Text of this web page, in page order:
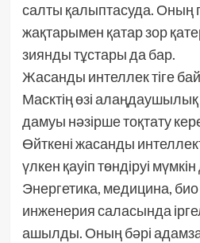
салты қалыптасуда. Оның
жақтарымен қатар зор
зиянды тұстары да бар.
Жасанды интеллек тіге
Масктің өзі алаңдаушылық
дамуы нәзірше тоқтату
Өйткені жасанды
үлкен қауіп төндіруі
Энергетика, медицина, био
инженерия саласында
ашылды. Оның бәрі